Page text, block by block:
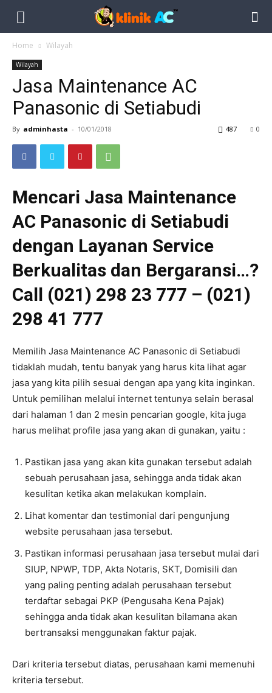
Home Wilayah
Wilayah
Jasa Maintenance AC
Panasonic di Setiabudi
By adminhasta - 10/01/2018 0
487
Mencari Jasa Maintenance
AC Panasonic di Setiabudi
dengan Layanan Service
Berkualitas dan Bergaransi…?
Call (021) 298 23 777 – (021)
298 41 777
Memilih Jasa Maintenance AC Panasonic di Setiabudi
tidaklah mudah, tentu banyak yang harus kita lihat agar
jasa yang kita pilih sesuai dengan apa yang kita inginkan.
Untuk pemilihan melalui internet tentunya selain berasal
dari halaman 1 dan 2 mesin pencarian google, kita juga
harus melihat profile jasa yang akan di gunakan, yaitu :
Pastikan jasa yang akan kita gunakan tersebut adalah
sebuah perusahaan jasa, sehingga anda tidak akan
kesulitan ketika akan melakukan komplain.
Lihat komentar dan testimonial dari pengunjung
website perusahaan jasa tersebut.
Pastikan informasi perusahaan jasa tersebut mulai dari
SIUP, NPWP, TDP, Akta Notaris, SKT, Domisili dan
yang paling penting adalah perusahaan tersebut
terdaftar sebagai PKP (Pengusaha Kena Pajak)
sehingga anda tidak akan kesulitan bilamana akan
bertransaksi menggunakan faktur pajak.
Dari kriteria tersebut diatas, perusahaan kami memenuhi
kriteria tersebut.